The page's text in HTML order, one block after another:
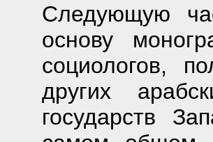
Следующую
основу
социологов,
других
государств